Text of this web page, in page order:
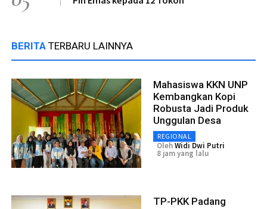
BERITA TERBARU LAINNYA
Mahasiswa KKN UNP
Kembangkan Kopi
Robusta Jadi Produk
Unggulan Desa
REGIONAL
OlehWidi Dwi Putri
8 jam yang lalu
TP-PKK Padang